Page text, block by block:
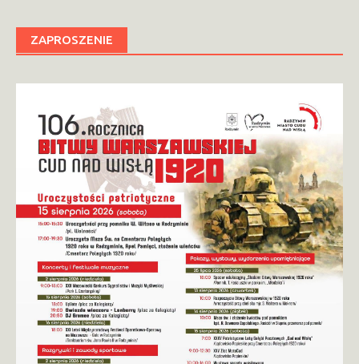
ZAPROSZENIE